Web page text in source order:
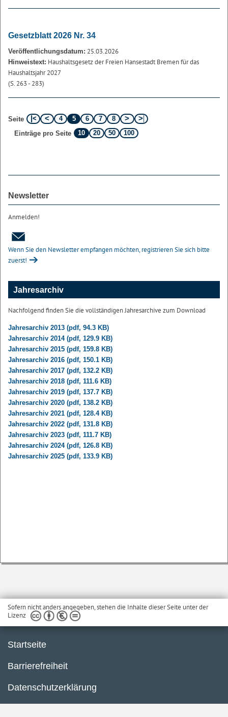
Gesetzblatt 2026 Nr. 34
Veröffentlichungsdatum: 25.03.2026
Hinweistext: Haushaltsgesetz der Freien Hansestadt Bremen für das
Haushaltsjahr 2027
(S. 263 - 283)
Seite 4 5 6 7
8
Einträge pro Seite
10 20 50 100
Newsletter
Anmelden!
Wenn Sie den Newsletter empfangen möchten, registrieren Sie sich bitte
zuerst!
Jahresarchiv
Nachfolgend finden Sie die vollständigen Jahresarchive zum Download
Jahresarchiv 2013 (pdf, 94.3 KB)
Jahresarchiv 2014 (pdf, 129.9 KB)
Jahresarchiv 2015 (pdf, 159.8 KB)
Jahresarchiv 2016 (pdf, 150.1 KB)
Jahresarchiv 2017 (pdf, 132.2 KB)
Jahresarchiv 2018 (pdf, 111.6 KB)
Jahresarchiv 2019 (pdf, 137.7 KB)
Jahresarchiv 2020 (pdf, 138.2 KB)
Jahresarchiv 2021 (pdf, 128.4 KB)
Jahresarchiv 2022 (pdf, 131.8 KB)
Jahresarchiv 2023 (pdf, 111.7 KB)
Jahresarchiv 2024 (pdf, 126.8 KB)
Jahresarchiv 2025 (pdf, 133.9 KB)
Sofern nicht anders angegeben, stehen die Inhalte dieser Seite unter der
Lizenz
Startseite
Barrierefreiheit
Datenschutzerklärung